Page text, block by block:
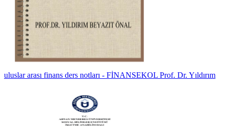
uluslar arası finans ders notları - FİNANSEKOL Prof. Dr. Yıldırım